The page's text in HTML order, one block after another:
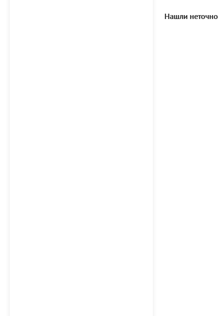
Нашли